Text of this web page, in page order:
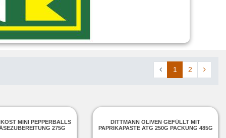
1 2
MINI PEPPERBALLS
275G
DITTMANN OLIVEN GEFÜLLT MIT
PAPRIKAPASTE ATG 250G PACKUNG 485G